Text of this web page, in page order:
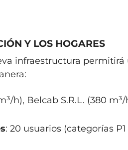
Y LOS HOGARES
infraestructura permitirá
h), Belcab S.R.L. (380
: 20 usuarios (categorías P1